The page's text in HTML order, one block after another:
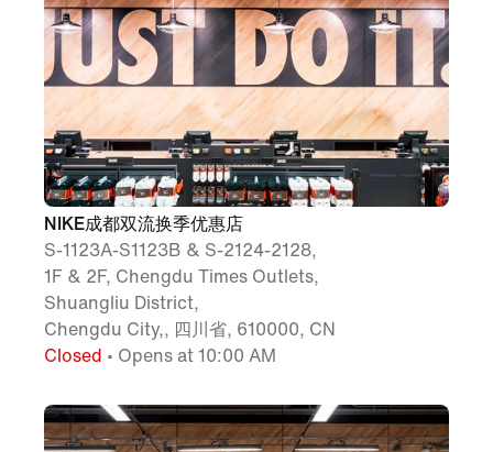
NIKE成都双流换季优惠店
S-1123A-S1123B & S-2124-2128,
1F & 2F, Chengdu Times Outlets,
Shuangliu District,
Chengdu City,, 四川省, 610000, CN
Closed • Opens at 10:00 AM